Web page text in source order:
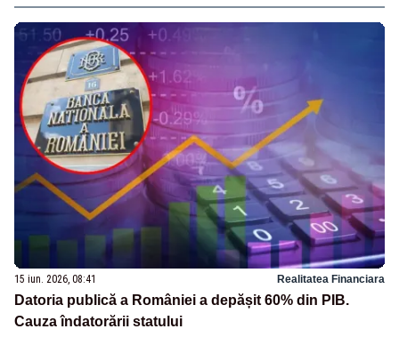
15 iun. 2026, 08:41 Realitatea Financiara
Datoria publică a României a depășit 60% din PIB.
Cauza îndatorării statului